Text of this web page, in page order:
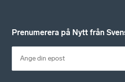
Prenumerera på Nytt från